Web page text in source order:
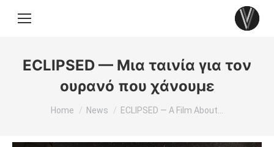
ECLIPSED — Μια ταινία για τον
ουρανό που χάνουμε
You are here:
Home News ECLIPSED — A Film About…